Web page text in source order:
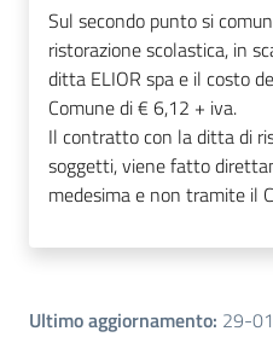
Sul secondo punto si
ristorazione scolastica, in
ditta ELIOR spa e il costo
Comune di € 6,12 + iva.
Il contratto con la ditta di
soggetti, viene fatto
medesima e non tramite il
Ultimo aggiornamento: 29-